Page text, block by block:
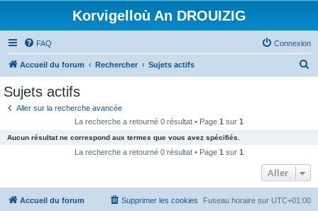
Korvigelloù An DROUIZIG
FAQ Connexion
Accueil du forum Rechercher Sujets actifs
c
e
Sujets actifs
Aller sur la recherche avancée
La recherche a retourné 0 résultat • Page 1 sur 1
Aucun résultat ne correspond aux termes que vous avez spécifiés.
La recherche a retourné 0 résultat • Page 1 sur 1
Aller
Accueil du forum Fuseau horaire sur UTC+01:00
Supprimer les cookies